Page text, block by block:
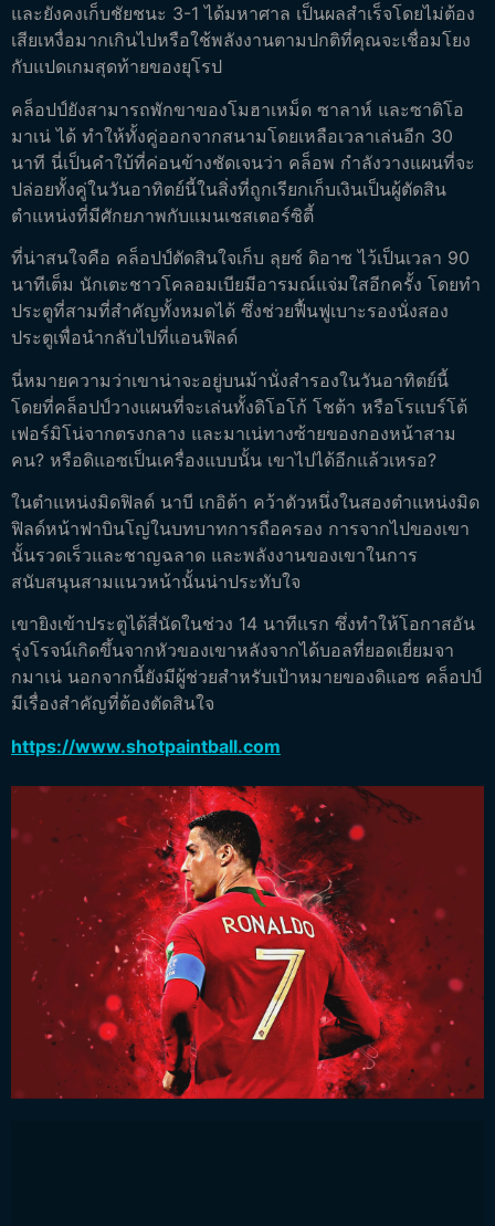
และยังคงเก็บชัยชนะ 3-1 ได้มหาศาล เป็นผลสำเร็จโดยไม่ต้อง
เสียเหงื่อมากเกินไปหรือใช้พลังงานตามปกติที่คุณจะเชื่อมโยง
กับแปดเกมสุดท้ายของยุโรป
คล็อปป์ยังสามารถพักขาของโมฮาเหม็ด ซาลาห์ และซาดิโอ
มาเน่ ได้ ทำให้ทั้งคู่ออกจากสนามโดยเหลือเวลาเล่นอีก 30
นาที นี่เป็นคำใบ้ที่ค่อนข้างชัดเจนว่า คล็อพ กำลังวางแผนที่จะ
ปล่อยทั้งคู่ในวันอาทิตย์นี้ในสิ่งที่ถูกเรียกเก็บเงินเป็นผู้ตัดสิน
ตำแหน่งที่มีศักยภาพกับแมนเชสเตอร์ซิตี้
ที่น่าสนใจคือ คล็อปป์ตัดสินใจเก็บ ลุยซ์ ดิอาซ ไว้เป็นเวลา 90
นาทีเต็ม นักเตะชาวโคลอมเบียมีอารมณ์แจ่มใสอีกครั้ง โดยทำ
ประตูที่สามที่สำคัญทั้งหมดได้ ซึ่งช่วยฟื้นฟูเบาะรองนั่งสอง
ประตูเพื่อนำกลับไปที่แอนฟิลด์
นี่หมายความว่าเขาน่าจะอยู่บนม้านั่งสำรองในวันอาทิตย์นี้
โดยที่คล็อปป์วางแผนที่จะเล่นทั้งดิโอโก้ โชต้า หรือโรแบร์โต้
เฟอร์มิโน่จากตรงกลาง และมาเน่ทางซ้ายของกองหน้าสาม
คน? หรือดิแอซเป็นเครื่องแบบนั้น เขาไปได้อีกแล้วเหรอ?
ในตำแหน่งมิดฟิลด์ นาบี เกอิต้า คว้าตัวหนึ่งในสองตำแหน่งมิด
ฟิลด์หน้าฟาบินโญ่ในบทบาทการถือครอง การจากไปของเขา
นั้นรวดเร็วและชาญฉลาด และพลังงานของเขาในการ
สนับสนุนสามแนวหน้านั้นน่าประทับใจ
เขายิงเข้าประตูได้สี่นัดในช่วง 14 นาทีแรก ซึ่งทำให้โอกาสอัน
รุ่งโรจน์เกิดขึ้นจากหัวของเขาหลังจากได้บอลที่ยอดเยี่ยมจา
กมาเน่ นอกจากนี้ยังมีผู้ช่วยสำหรับเป้าหมายของดิแอซ คล็อปป์
มีเรื่องสำคัญที่ต้องตัดสินใจ
https://www.shotpaintball.com